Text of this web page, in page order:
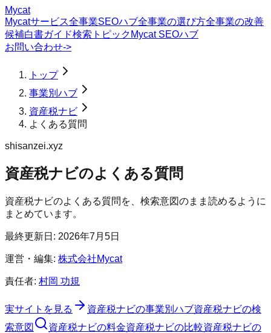
Mycat
Mycatサービス全事業SEOハブ全事業の選び方全事業の改善
候補白書ガイド検索トピック Mycat SEOハブ
お問い合わせ->
トップ
事業別ハブ
資産税ナビ
よくある質問
shisanzei.xyz
資産税ナビのよくある質問
資産税ナビのよくある質問を、検索意図のまま読めるように
まとめています。
最終更新日: 2026年7月5日
運営・編集: 株式会社Mycat
責任者: 村岡 功規
実サイトを見る 資産税ナビの事業別ハブ資産税ナビの検
索意図
資産税ナビの料金資産税ナビの比較資産税ナビの